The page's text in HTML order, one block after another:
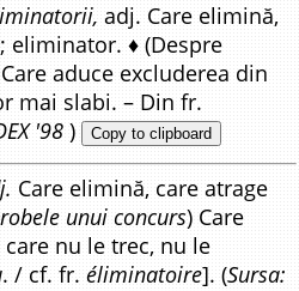
adj. Care elimină,
eliminator. ♦ (Despre
aduce excluderea din
mai slabi. – Din fr.
'98 ) Copy to clipboard
Care elimină, care atrage
unui concurs) Care
nu le trec, nu le
. / cf. fr.éliminatoire]. (Sursa: